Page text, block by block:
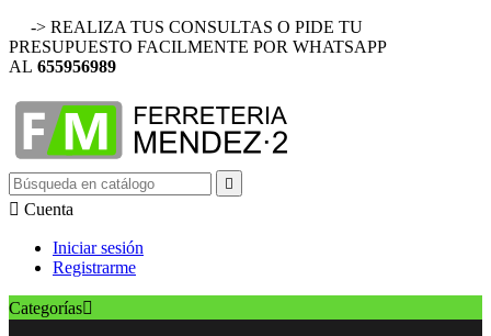
-> REALIZA TUS CONSULTAS O PIDE TU
PRESUPUESTO FACILMENTE POR WHATSAPP
AL 655956989

 Cuenta
Iniciar sesión
Registrarme
Categorías